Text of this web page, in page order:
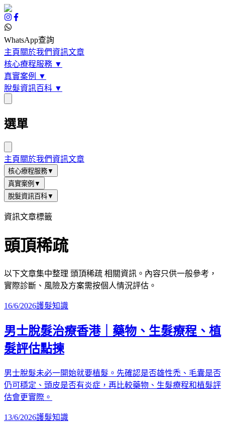
WhatsApp查詢
主頁 關於我們資訊文章
核心療程服務 ▼
真實案例
▼
脫髮資訊百科 ▼
選單
主頁 關於我們資訊文章
核心療程服務▼
真實案例 ▼
脫髮資訊百科▼
資訊文章標籤
頭頂稀疏
以下文章集中整理 頭頂稀疏 相關資訊。內容只供一般參考，
實際診斷、風險及方案需按個人情況評估。
16/6/2026護髮知識
男士脫髮治療香港｜藥物、生髮療程、植
髮評估點揀
男士脫髮未必一開始就要植髮。先確認是否雄性禿、毛囊是否
仍可穩定、頭皮是否有炎症，再比較藥物、生髮療程和植髮評
估會更實際。
13/6/2026護髮知識